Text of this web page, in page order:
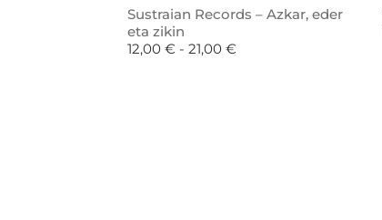
Sustraian Records – Azkar, eder
eta zikin
12,00 € - 21,00 €